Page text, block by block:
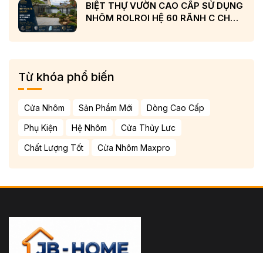
BIỆT THỰ VƯỜN CAO CẤP SỬ DỤNG
NHÔM ROLROI HỆ 60 RÃNH C CHÂU
Từ khóa phổ biến
Cửa Nhôm Sản Phẩm Mới
Dòng Cao Cấp
Phụ Kiện
Hệ Nhôm
Cửa Thủy Lưc
Chất Lượng Tốt
Cửa Nhôm Maxpro